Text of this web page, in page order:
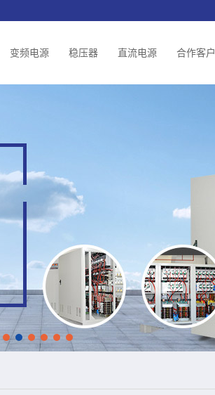
变频电源 稳压器 直流电源 合作客户